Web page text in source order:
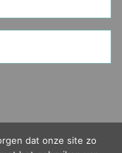
dat onze site zo